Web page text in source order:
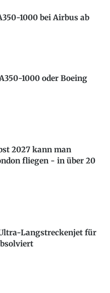
1000 bei Airbus ab
1000 oder Boeing
2027 kann man
fliegen - in über 20
Langstreckenjet für